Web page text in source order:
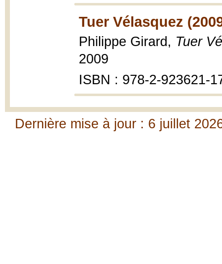
Tuer Vélasquez
Philippe Girard, Tuer
2009
ISBN : 978-2-923621-
Dernière mise à jour : 6 juillet